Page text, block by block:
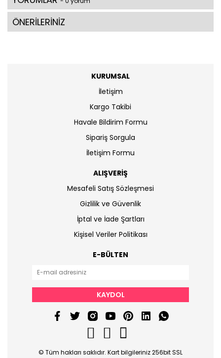
ÖNERİLERİNİZ
KURUMSAL
İletişim
Kargo Takibi
Havale Bildirim Formu
Sipariş Sorgula
İletişim Formu
ALIŞVERİŞ
Mesafeli Satış Sözleşmesi
Gizlilik ve Güvenlik
İptal ve İade Şartları
Kişisel Veriler Politikası
E-BÜLTEN
KAYDOL
© Tüm hakları saklıdır. Kart bilgileriniz 256bit SSL